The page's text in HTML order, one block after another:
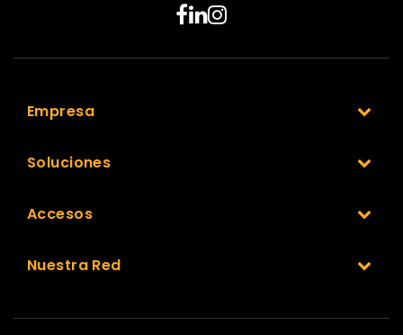
Empresa
Soluciones
Accesos
Nuestra Red